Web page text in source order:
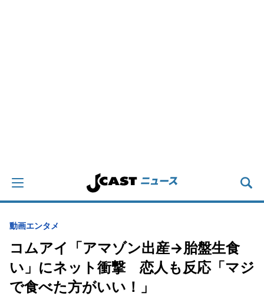
動画エンタメ
コムアイ「アマゾン出産→胎盤生食
い」にネット衝撃 恋人も反応「マジ
で食べた方がいい！」